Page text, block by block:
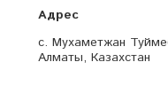
с. Мухаметжан
Алматы, Казахстан